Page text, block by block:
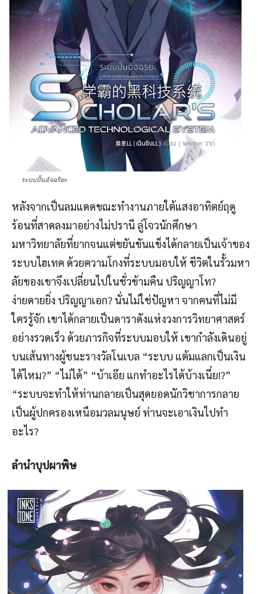
ระบบปั้นอัจฉริยะ
หลังจากเป็นลมแดดขณะทำงานภายใต้แสงอาทิตย์ฤดู
ร้อนที่สาดลงมาอย่างไม่ปรานี ลู่โจวนักศึกษา
มหาวิทยาลัยที่ยากจนแต่ขยันขันแข็งได้กลายเป็นเจ้าของ
ระบบไฮเทค ด้วยความโกงที่ระบบมอบให้ ชีวิตในรั้วมหา
ลัยของเขาจึงเปลี่ยนไปในชั่วข้ามคืน ปริญญาโท?
ง่ายดายยิ่ง ปริญญาเอก? นั่นไม่ใช่ปัญหา จากคนที่ไม่มี
ใครรู้จัก เขาได้กลายเป็นดาราดังแห่งวงการวิทยาศาสตร์
อย่างรวดเร็ว ด้วยภารกิจที่ระบบมอบให้ เขากำลังเดินอยู่
บนเส้นทางผู้ชนะรางวัลโนเบล “ระบบ แต้มแลกเป็นเงิน
ได้ไหม?” “ไม่ได้” “บ้าเอ๊ย แกทำอะไรได้บ้างเนี่ย!?”
“ระบบจะทำให้ท่านกลายเป็นสุดยอดนักวิชาการกลาย
เป็นผู้ปกครองเหนือมวลมนุษย์ ท่านจะเอาเงินไปทำ
อะไร?
ลำนำบุปผาพิษ